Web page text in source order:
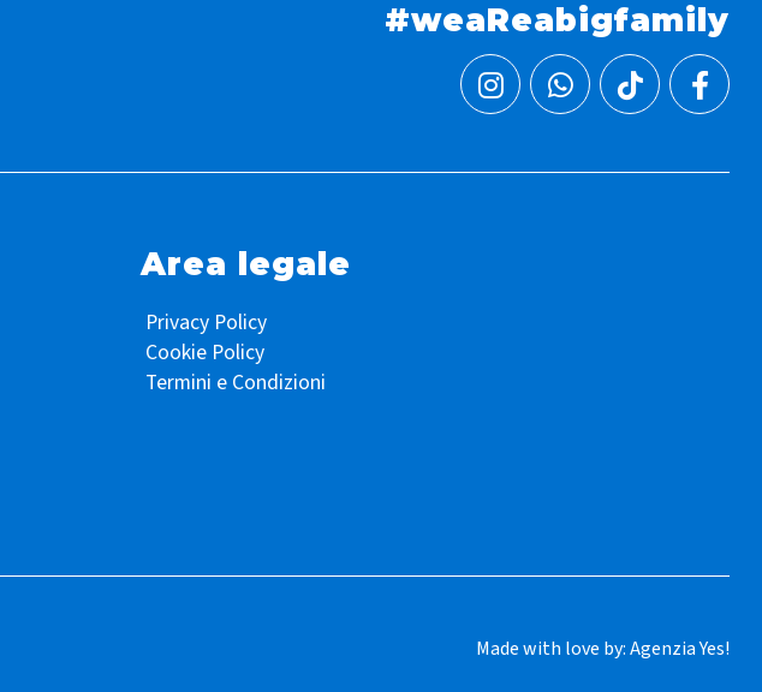
#weaReabigfamily
Area legale
Privacy Policy
Cookie Policy
Termini e Condizioni
Made with love by:Agenzia Yes!